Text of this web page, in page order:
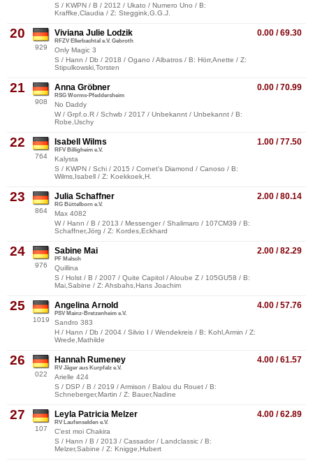
S / KWPN / B / 2012 / Ukato / Numero Uno / B:
Kraffke,Claudia / Z: Steggink,G.G.J.
20
929
0.00 / 69.30
Viviana Julie Lodzik
RFZV Ellerbachtal e.V. Gebroth
Only Magic 3
S / Hann / Db / 2018 / Ogano / Albatros / B: Hörr,Anette / Z:
Stipulkowski,Torsten
21
908
0.00 / 70.99
Anna Gröbner
RSG Worms-Pfeddersheim
No Daddy
W / Grpf.o.R / Schwb / 2017 / Unbekannt / Unbekannt / B:
Robe,Uschy
22
764
1.00 / 77.50
Isabell Wilms
RFV Billigheim e.V.
Kalysta
S / KWPN / Schi / 2015 / Cornet's Diamond / Canoso / B:
Wilms,Isabell / Z: Koekkoek,H.
23
864
2.00 / 80.14
Julia Schaffner
RG Büttelborn e.V.
Max 4082
W / Hann / B / 2013 / Messenger / Shalimaro / 107CM39 / B:
Schaffner,Jörg / Z: Kordes,Eckhard
24
976
2.00 / 82.29
Sabine Mai
PF Malsch
Quillina
S / Holst / B / 2007 / Quite Capitol / Aloube Z / 105GU58 / B:
Mai,Sabine / Z: Ahsbahs,Hans Joachim
25
1019
4.00 / 57.76
Angelina Arnold
PSV Mainz-Bretzenheim e.V.
Sandro 383
H / Hann / Db / 2004 / Silvio I / Wendekreis / B: Kohl,Armin / Z:
Wrede,Mathilde
26
022
4.00 / 61.57
Hannah Rumeney
RV Jäger aus Kurpfalz e.V.
Arielle 424
S / DSP / B / 2019 / Armison / Balou du Rouet / B:
Schneberger,Martin / Z: Bauer,Nadine
27
107
4.00 / 62.89
Leyla Patricia Melzer
RV Laufenselden e.V.
C'est moi Chakira
S / Hann / B / 2013 / Cassador / Landclassic / B:
Melzer,Sabine / Z: Knigge,Hubert